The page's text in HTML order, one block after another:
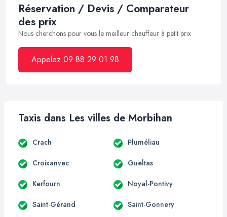
Réservation / Devis / Comparateur
des prix
Nous cherchons pour vous le meilleur chauffeur à petit prix
Appelez 09 88 29 01 98
Taxis dans Les villes de Morbihan
Crach Pluméliau
Croixanvec Gueltas
Kerfourn Noyal-Pontivy
Saint-Gérand Saint-Gonnery